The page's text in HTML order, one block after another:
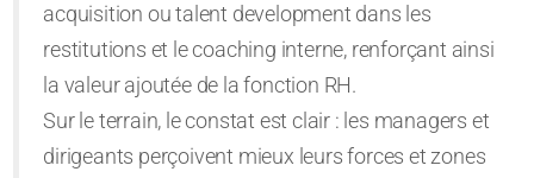
acquisition ou talent development dans les
restitutions et le coaching interne, renforçant ainsi
la valeur ajoutée de la fonction RH.
Sur le terrain, le constat est clair : les managers et
dirigeants perçoivent mieux leurs forces et zones